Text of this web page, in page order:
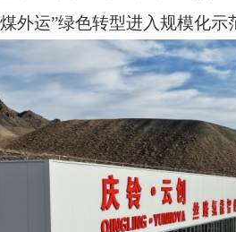
外运”绿色转型进入规模化示